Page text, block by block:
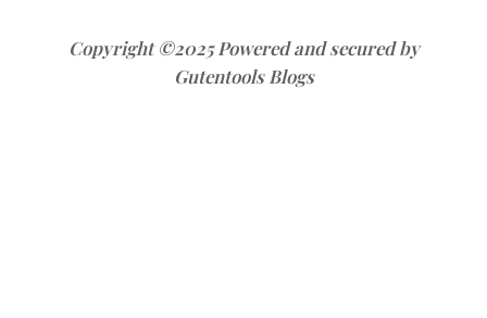
Copyright ©2025 Powered and secured by
Gutentools Blogs